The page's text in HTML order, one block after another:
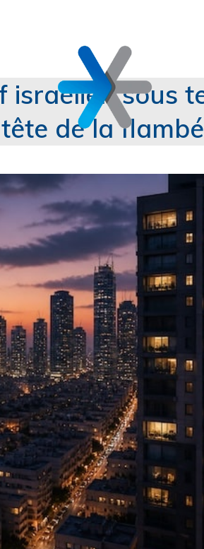
israélien sous
tête de la